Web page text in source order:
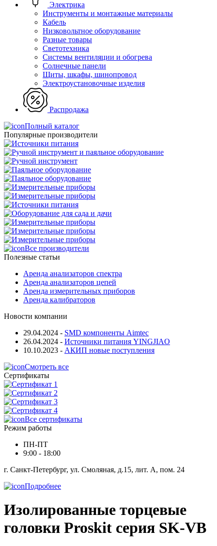
Электрика
Инструменты и монтажные материалы
Кабель
Низковольтное оборудование
Разные товары
Светотехника
Системы вентиляции и обогрева
Солнечные панели
Щиты, шкафы, шинопровод
Электроустановочные изделия
Распродажа
Полный каталог
Популярные производители
Все производители
Полезные статьи
Аренда анализаторов спектра
Аренда анализаторов цепей
Аренда измерительных приборов
Аренда калибраторов
Новости компании
29.04.2024 - SMD компоненты Aimtec
26.04.2024 - Источники питания YINGJIAO
10.10.2023 - АКИП новые поступления
Смотреть все
Сертификаты
Все сертификаты
Режим работы
ПН-ПТ
9:00 - 18:00
г. Санкт-Петербург, ул. Смоляная, д.15, лит. А, пом. 24
Подробнее
Изолированные торцевые
головки Proskit серия SK-VB